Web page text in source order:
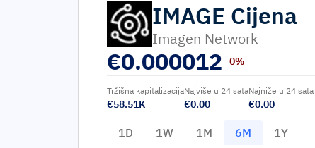
IMAGE Cijena
Imagen Network
€0.000012 0%
Tržišna kapitalizacija
€58.51K
Najviše u 24 sata
€0.00
Najniže u 24 sata
€0.00
1D 1W 1M 6M 1Y